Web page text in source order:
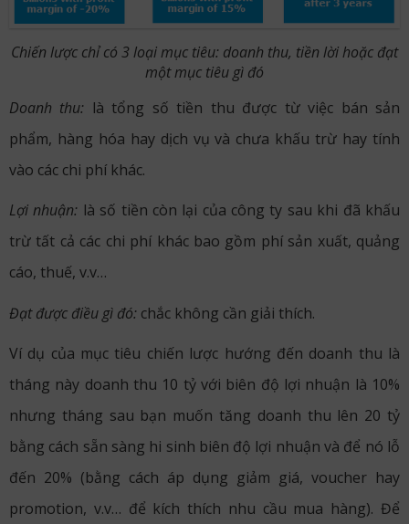
Chiến lược chỉ có 3 loại mục tiêu: doanh thu, tiền lời hoặc đạt
một mục tiêu gì đó
Doanh thu: là tổng số tiền thu được từ việc bán sản
phẩm, hàng hóa hay dịch vụ và chưa khấu trừ hay tính
vào các chi phí khác.
Lợi nhuận: là số tiền còn lại của công ty sau khi đã khấu
trừ tất cả các chi phí khác bao gồm phí sản xuất, quảng
cáo, thuế, v.v…
Đạt được điều gì đó: chắc không cần giải thích.
Ví dụ của mục tiêu chiến lược hướng đến doanh thu là
tháng này doanh thu 10 tỷ với biên độ lợi nhuận là 10%
nhưng tháng sau bạn muốn tăng doanh thu lên 20 tỷ
bằng cách sẵn sàng hi sinh biên độ lợi nhuận và để nó lỗ
đến 20% (bằng cách áp dụng giảm giá, voucher hay
promotion, v.v… để kích thích nhu cầu mua hàng). Để